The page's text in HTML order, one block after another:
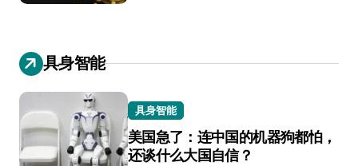
具身智能
具身智能
美国急了：连中国的机器狗都怕，
还谈什么大国自信？